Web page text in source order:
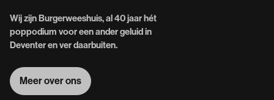
Wij zijn Burgerweeshuis, al 40 jaar hét
poppodium voor een ander geluid in
Deventer en ver daarbuiten.
Meer over ons